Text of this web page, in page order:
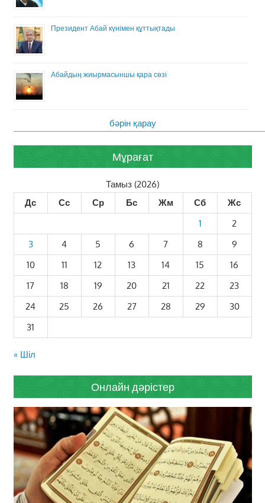
Президент Абай күнімен құттықтады
Абайдың жиырмасыншы қара сөзі
бәрін қарау
Мұрағат
Тамыз (2026)
Дс
Сс Ср Бс Жм Сб
Жс
1
2
3
4 5 6 7 8
9
10
11 12 13 14 15
16
17
18 19 20 21 22
23
24
25 26 27 28 29
30
31
« Шіл
Онлайн дәрістер